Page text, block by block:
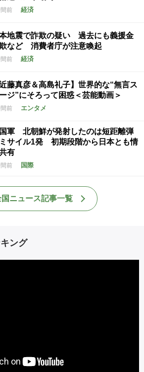
前 経済
地震で詐欺の疑い 過去にも義援金
など 消費者庁が注意喚起
前 経済
近藤真彦＆高島礼子】世界的な“無言ス
ジ”にそろって困惑＜芸能動画＞
前 エンタメ
軍 北朝鮮が発射したのは短距離弾
サイル1発 初期段階から日本とも情
有
前 国際
国ニュース記事一覧
ング